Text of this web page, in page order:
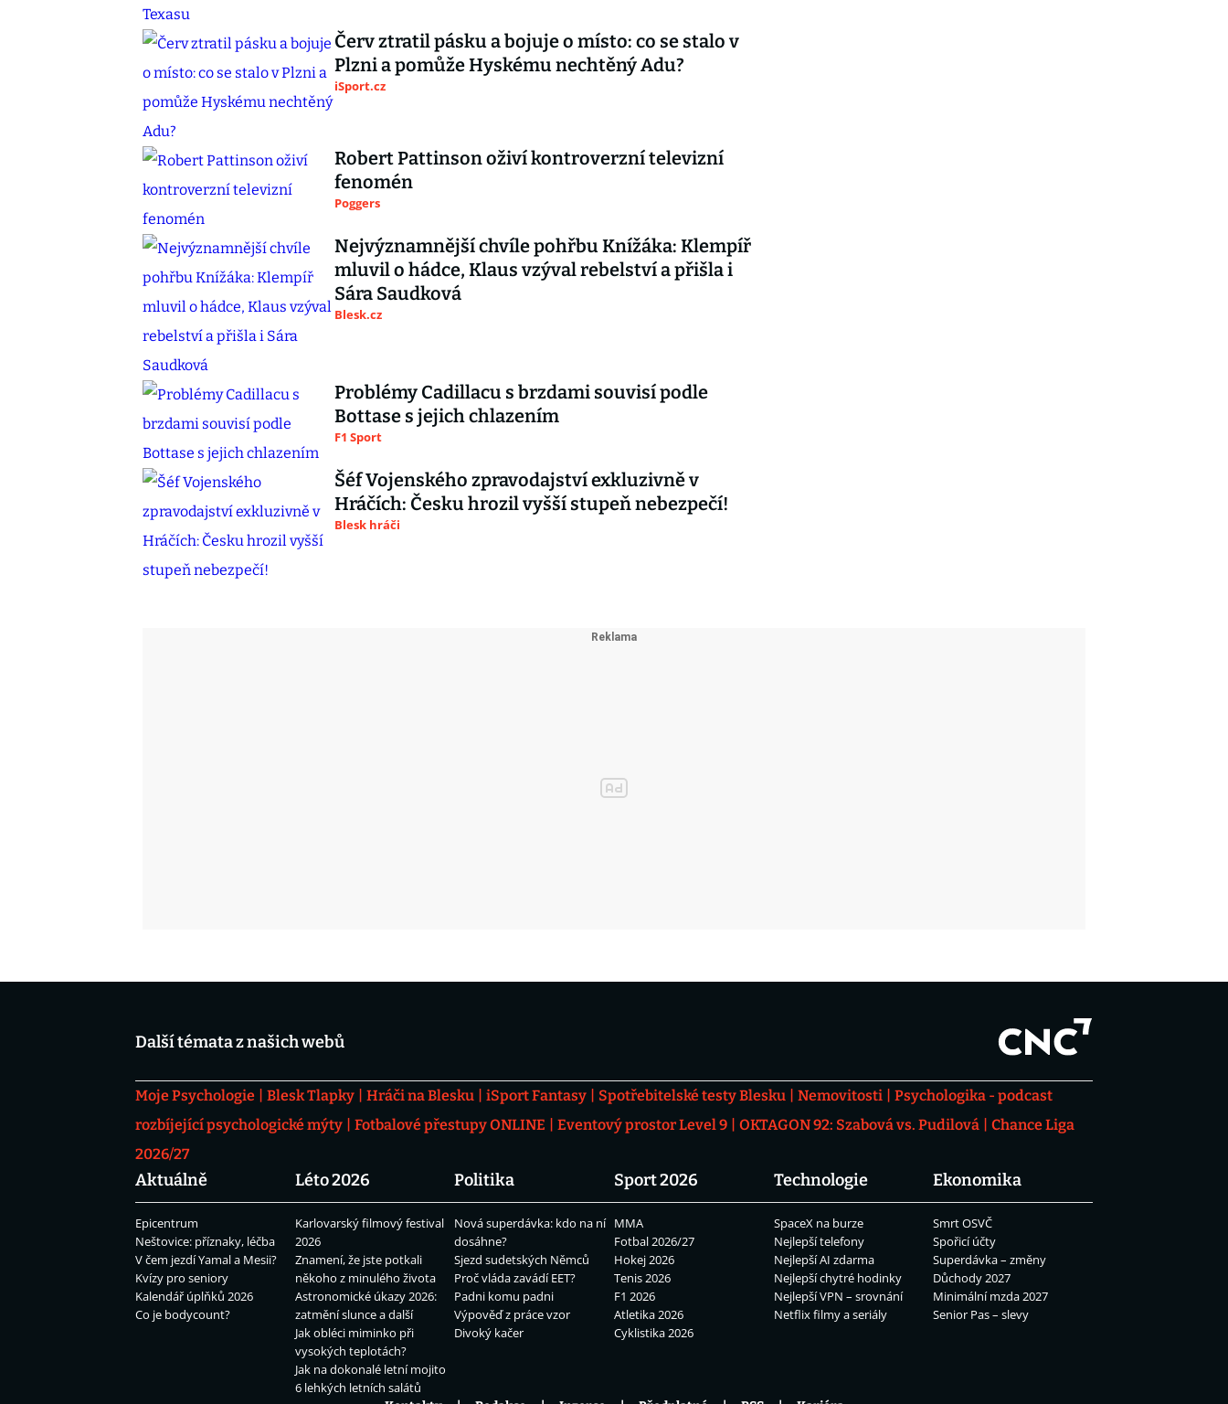
Červ ztratil pásku a bojuje o místo: co se stalo v
Plzni a pomůže Hyskému nechtěný Adu?
iSport.cz
Robert Pattinson oživí kontroverzní televizní
fenomén
Poggers
Nejvýznamnější chvíle pohřbu Knížáka: Klempíř
mluvil o hádce, Klaus vzýval rebelství a přišla i
Sára Saudková
Blesk.cz
Problémy Cadillacu s brzdami souvisí podle
Bottase s jejich chlazením
F1 Sport
Šéf Vojenského zpravodajství exkluzivně v
Hráčích: Česku hrozil vyšší stupeň nebezpečí!
Blesk hráči
Další témata z našich webů
Moje Psychologie Blesk Tlapky Hráči na Blesku iSport Fantasy Spotřebitelské testy Blesku Nemovitosti
Psychologika - podcast
rozbíjející psychologické mýty
Fotbalové přestupy ONLINE Eventový prostor Level 9 OKTAGON 92: Szabová vs. Pudilová
Chance Liga
2026/27
Aktuálně
Epicentrum
Neštovice: příznaky, léčba
V čem jezdí Yamal a Mesii?
Kvízy pro seniory
Kalendář úplňků 2026
Co je bodycount?
Léto 2026
Karlovarský filmový festival
2026
Znamení, že jste potkali
někoho z minulého života
Astronomické úkazy 2026:
zatmění slunce a další
Jak obléci miminko při
vysokých teplotách?
Jak na dokonalé letní mojito
6 lehkých letních salátů
Politika
Nová superdávka: kdo na ní
dosáhne?
Sjezd sudetských Němců
Proč vláda zavádí EET?
Padni komu padni
Výpověď z práce vzor
Divoký kačer
Sport 2026
MMA
Fotbal 2026/27
Hokej 2026
Tenis 2026
F1 2026
Atletika 2026
Cyklistika 2026
Technologie
SpaceX na burze
Nejlepší telefony
Nejlepší AI zdarma
Nejlepší chytré hodinky
Nejlepší VPN – srovnání
Netflix filmy a seriály
Ekonomika
Smrt OSVČ
Spořicí účty
Superdávka – změny
Důchody 2027
Minimální mzda 2027
Senior Pas – slevy